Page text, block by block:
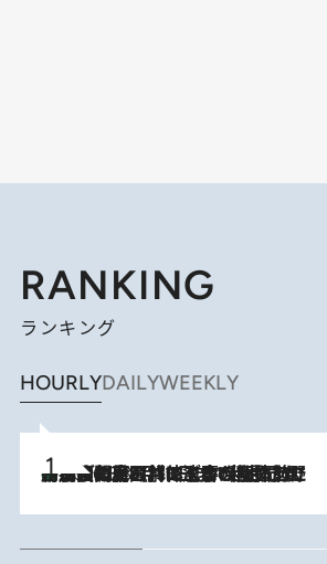
RANKING
ランキング
HOURLYDAILYWEEKLY
2026.8.8
「最後に見られてよかった」上野動物園の東園パンダ舎が解体前に特別公開。8月16日まで延長されたパネル展と共に辿る“半世紀”のパンダ飼育《解体工事の図面あり》